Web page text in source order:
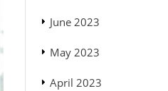
June 2023
May 2023
April 2023